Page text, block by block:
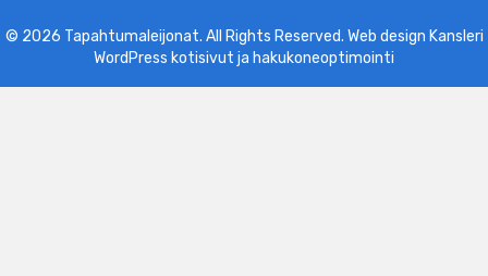
© 2026 Tapahtumaleijonat. All Rights Reserved. Web design Kansleri
WordPress kotisivut ja hakukoneoptimointi